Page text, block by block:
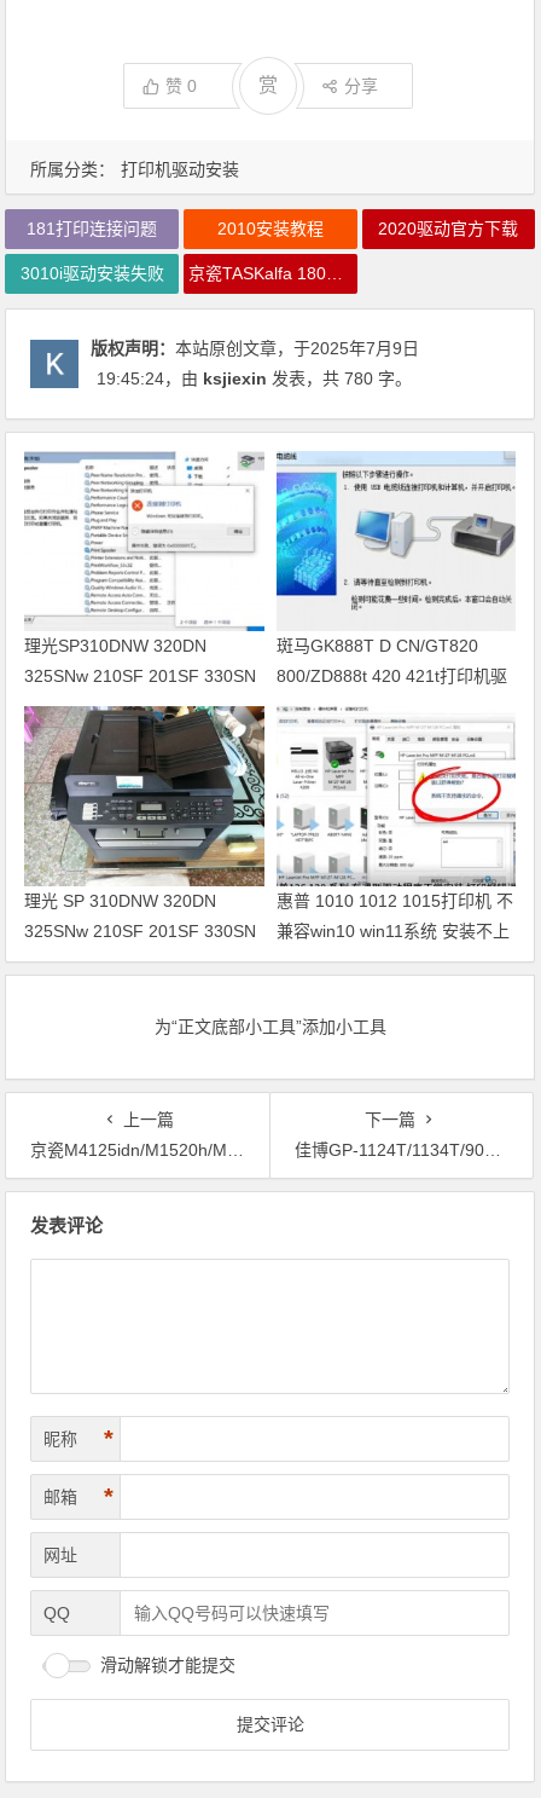
所属分类： 打印机驱动安装
赞0 赏 分享
181打印连接问题 2010安装教程 2020驱动官方下载
3010i驱动安装失败 京瓷TASKalfa 180驱动下载
版权声明：本站原创文章，于2025年7月9日
19:45:24，由 ksjiexin 发表，共 780 字。
理光SP310DNW 320DN
325SNw 210SF 201SF 330SN
打印机驱动安装
斑马GK888T D CN/GT820
800/ZD888t 420 421t打印机驱
动软件安装
理光 SP 310DNW 320DN
325SNw 210SF 201SF 330SN
打印机驱动安装
惠普 1010 1012 1015打印机 不
兼容win10 win11系统 安装不上
打印机
为“正文底部小工具”添加小工具
上一篇
京瓷M4125idn/M1520h/M1025/M8124cidn/M1025d打印机驱动安装问题远程解决方案
下一篇
佳博GP-1124T/1134T/9024D/1924D/9035T/9134T打印机驱动安装问题远程解决方案
发表评论
昵称 *
邮箱 *
网址
QQ
滑动解锁才能提交